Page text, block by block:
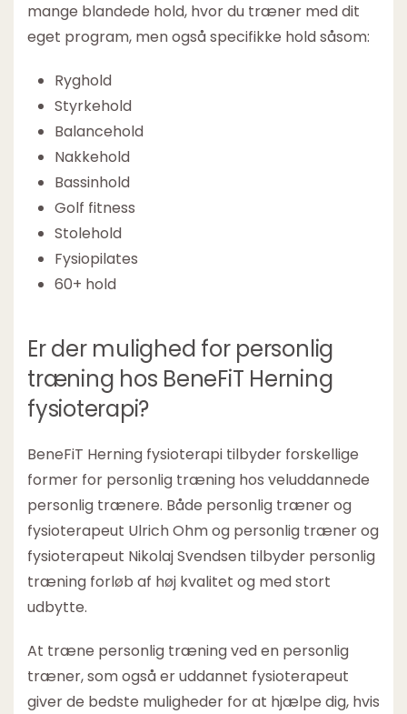
mange blandede hold, hvor du træner med dit
eget program, men også specifikke hold såsom:
Ryghold
Styrkehold
Balancehold
Nakkehold
Bassinhold
Golf fitness
Stolehold
Fysiopilates
60+ hold
Er der mulighed for personlig
træning hos BeneFiT Herning
fysioterapi?
BeneFiT Herning fysioterapi tilbyder forskellige
former for personlig træning hos veluddannede
personlig trænere. Både personlig træner og
fysioterapeut Ulrich Ohm og personlig træner og
fysioterapeut Nikolaj Svendsen tilbyder personlig
træning forløb af høj kvalitet og med stort
udbytte.
At træne personlig træning ved en personlig
træner, som også er uddannet fysioterapeut
giver de bedste muligheder for at hjælpe dig, hvis